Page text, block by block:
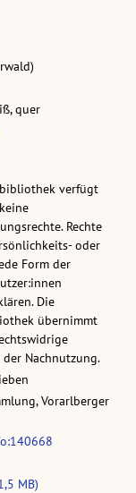
quer
verfügt
Rechte
oder
Form der
Die
übernimmt
Nachnutzung.
Vorarlberger
MB)